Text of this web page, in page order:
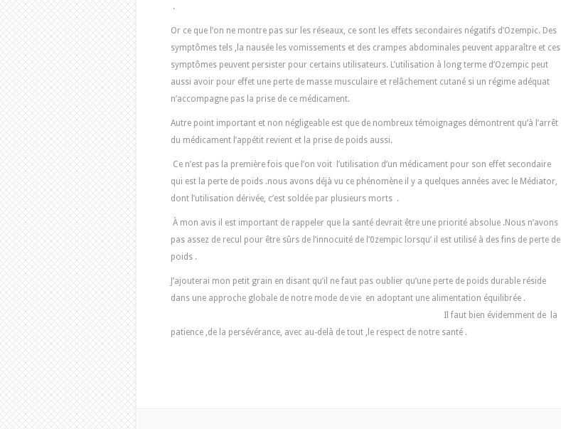
.
Or ce que l’on ne montre pas sur les réseaux, ce sont les effets secondaires négatifs d’Ozempic. Des
symptômes tels ,la nausée les vomissements et des crampes abdominales peuvent apparaître et ces
symptômes peuvent persister pour certains utilisateurs. L’utilisation à long terme d’Ozempic peut
aussi avoir pour effet une perte de masse musculaire et relâchement cutané si un régime adéquat
n’accompagne pas la prise de ce médicament.
Autre point important et non négligeable est que de nombreux témoignages démontrent qu’à l’arrêt
du médicament l’appétit revient et la prise de poids aussi.
Ce n’est pas la première fois que l’on voit l’utilisation d’un médicament pour son effet secondaire
qui est la perte de poids .nous avons déjà vu ce phénomène il y a quelques années avec le Médiator,
dont l’utilisation dérivée, c’est soldée par plusieurs morts .
À mon avis il est important de rappeler que la santé devrait être une priorité absolue .Nous n’avons
pas assez de recul pour être sûrs de l’innocuité de l’0zempic lorsqu’ il est utilisé à des fins de perte de
poids .
J’ajouterai mon petit grain en disant qu’il ne faut pas oublier qu’une perte de poids durable réside
dans une approche globale de notre mode de vie en adoptant une alimentation équilibrée .
Il faut bien évidemment de la
patience ,de la persévérance, avec au-delà de tout ,le respect de notre santé .